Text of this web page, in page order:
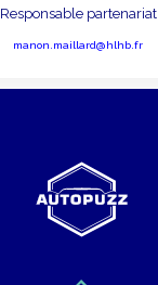
Responsable partenariat
manon.maillard@hlhb.fr